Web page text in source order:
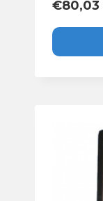
€80,03